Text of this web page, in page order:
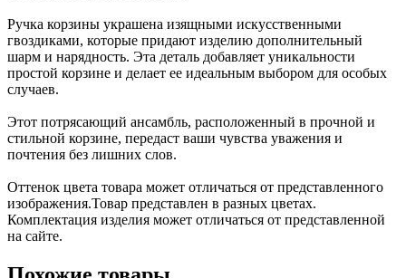
Ручка корзины украшена изящными искусственными
гвоздиками, которые придают изделию дополнительный
шарм и нарядность. Эта деталь добавляет уникальности
простой корзине и делает ее идеальным выбором для особых
случаев.
Этот потрясающий ансамбль, расположенный в прочной и
стильной корзине, передаст ваши чувства уважения и
почтения без лишних слов.
Оттенок цвета товара может отличаться от представленного
изображения.Товар представлен в разных цветах.
Комплектация изделия может отличаться от представленной
на сайте.